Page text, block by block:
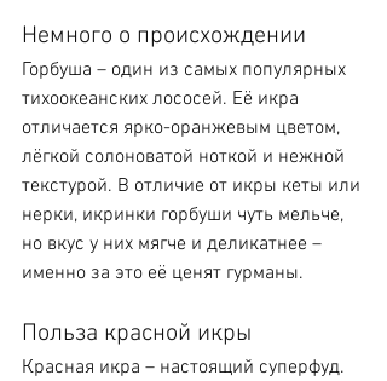
Немного о происхождении
Горбуша – один из самых популярных
тихоокеанских лососей. Её икра
отличается ярко-оранжевым цветом,
лёгкой солоноватой ноткой и нежной
текстурой. В отличие от икры кеты или
нерки, икринки горбуши чуть мельче,
но вкус у них мягче и деликатнее –
именно за это её ценят гурманы.
Польза красной икры
Красная икра – настоящий суперфуд.